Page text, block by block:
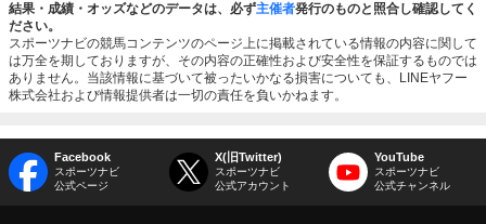
結果・成績・オッズなどのデータは、必ず主催者発行のものと照合し確認してく
ださい。
スポーツナビの競馬コンテンツのページ上に掲載されている情報の内容に関して
は万全を期しておりますが、その内容の正確性および安全性を保証するものでは
ありません。当該情報に基づいて被ったいかなる損害についても、LINEヤフー
株式会社および情報提供者は一切の責任を負いかねます。
Facebook
スポーツナビ
公式ページ
X(旧Twitter)
スポーツナビ
公式アカウント
YouTube
スポーツナビ
公式チャンネル